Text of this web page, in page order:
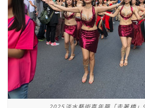
2025淡水藝術嘉年華「走著橋